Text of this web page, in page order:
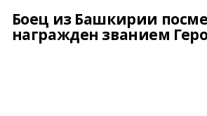
Боец из Башкирии
награжден званием